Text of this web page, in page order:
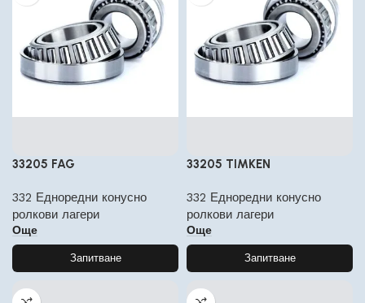
33205 FAG
332 Едноредни конусно
ролкови лагери
Още
Запитване
33205 TIMKEN
332 Едноредни конусно
ролкови лагери
Още
Запитване